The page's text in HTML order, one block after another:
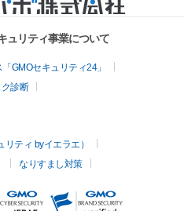
ュリティ事業について
GMOセキュリティ24」
診断
ティ byイエラエ）
なりすまし対策